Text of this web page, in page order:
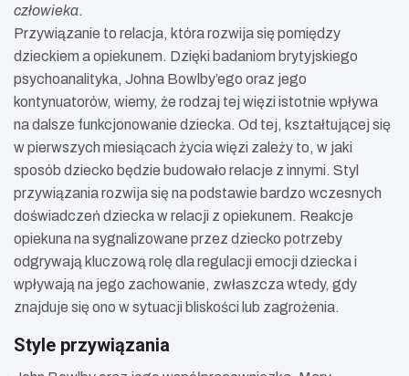
człowieka.
Przywiązanie to relacja, która rozwija się pomiędzy
dzieckiem a opiekunem. Dzięki badaniom brytyjskiego
psychoanalityka, Johna Bowlby’ego oraz jego
kontynuatorów, wiemy, że rodzaj tej więzi istotnie wpływa
na dalsze funkcjonowanie dziecka. Od tej, kształtującej się
w pierwszych miesiącach życia więzi zależy to, w jaki
sposób dziecko będzie budowało relacje z innymi. Styl
przywiązania rozwija się na podstawie bardzo wczesnych
doświadczeń dziecka w relacji z opiekunem. Reakcje
opiekuna na sygnalizowane przez dziecko potrzeby
odgrywają kluczową rolę dla regulacji emocji dziecka i
wpływają na jego zachowanie, zwłaszcza wtedy, gdy
znajduje się ono w sytuacji bliskości lub zagrożenia.
Style przywiązania